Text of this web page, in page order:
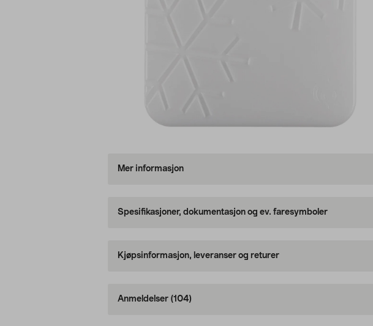
Mer informasjon
Spesifikasjoner, dokumentasjon og ev. faresymboler
Kjøpsinformasjon, leveranser og returer
Anmeldelser (104)